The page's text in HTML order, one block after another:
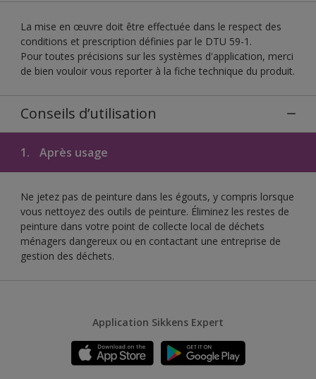
La mise en œuvre doit être effectuée dans le respect des
conditions et prescription définies par le DTU 59-1.
Pour toutes précisions sur les systèmes d'application, merci
de bien vouloir vous reporter à la fiche technique du produit.
Conseils d’utilisation
1. Après usage
Ne jetez pas de peinture dans les égouts, y compris lorsque
vous nettoyez des outils de peinture. Éliminez les restes de
peinture dans votre point de collecte local de déchets
ménagers dangereux ou en contactant une entreprise de
gestion des déchets.
Application Sikkens Expert